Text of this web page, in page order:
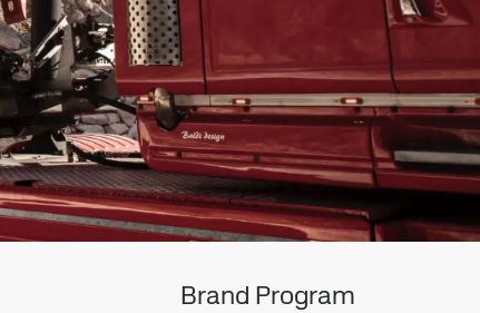
Brand Program